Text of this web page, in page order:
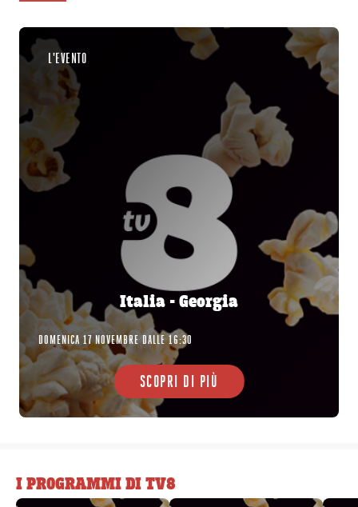
L'EVENTO
Italia - Georgia
DOMENICA 17 NOVEMBRE DALLE 16:30
SCOPRI DI PIÙ
I PROGRAMMI DI TV8